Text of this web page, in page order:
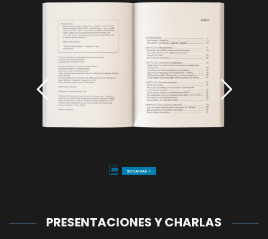
DESCARGAR arrow_downward
PRESENTACIONES Y CHARLAS